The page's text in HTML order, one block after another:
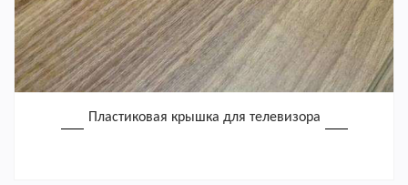
Пластиковая крышка для телевизора